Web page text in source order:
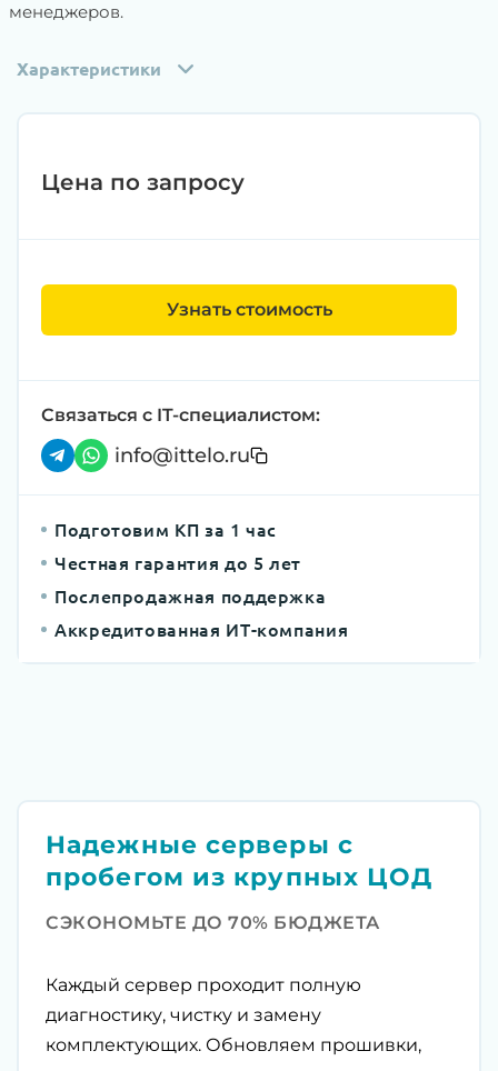
менеджеров.
Характеристики
Цена по запросу
Узнать стоимость
Связаться с IT-специалистом:
info@ittelo.ru
Подготовим КП за 1 час
Честная гарантия до 5 лет
Послепродажная поддержка
Аккредитованная ИТ-компания
Надежные серверы с
пробегом из крупных ЦОД
СЭКОНОМЬТЕ ДО 70% БЮДЖЕТА
Каждый сервер проходит полную
диагностику, чистку и замену
комплектующих. Обновляем прошивки,